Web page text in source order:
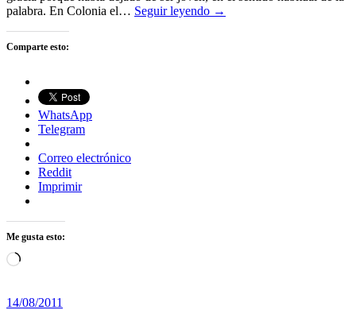
palabra. En Colonia el… Seguir leyendo →
Comparte esto:
WhatsApp
Telegram
Correo electrónico
Reddit
Imprimir
Me gusta esto:
Cargando...
14/08/2011